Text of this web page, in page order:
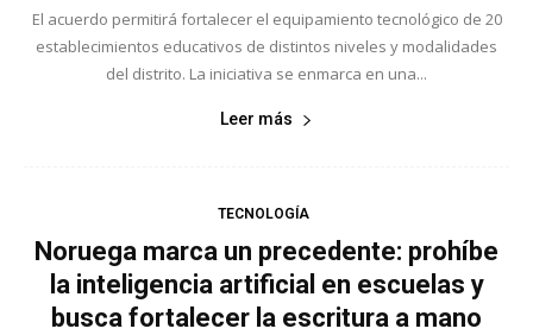
El acuerdo permitirá fortalecer el equipamiento tecnológico de 20
establecimientos educativos de distintos niveles y modalidades
del distrito. La iniciativa se enmarca en una...
Leer más
TECNOLOGÍA
Noruega marca un precedente: prohíbe
la inteligencia artificial en escuelas y
busca fortalecer la escritura a mano